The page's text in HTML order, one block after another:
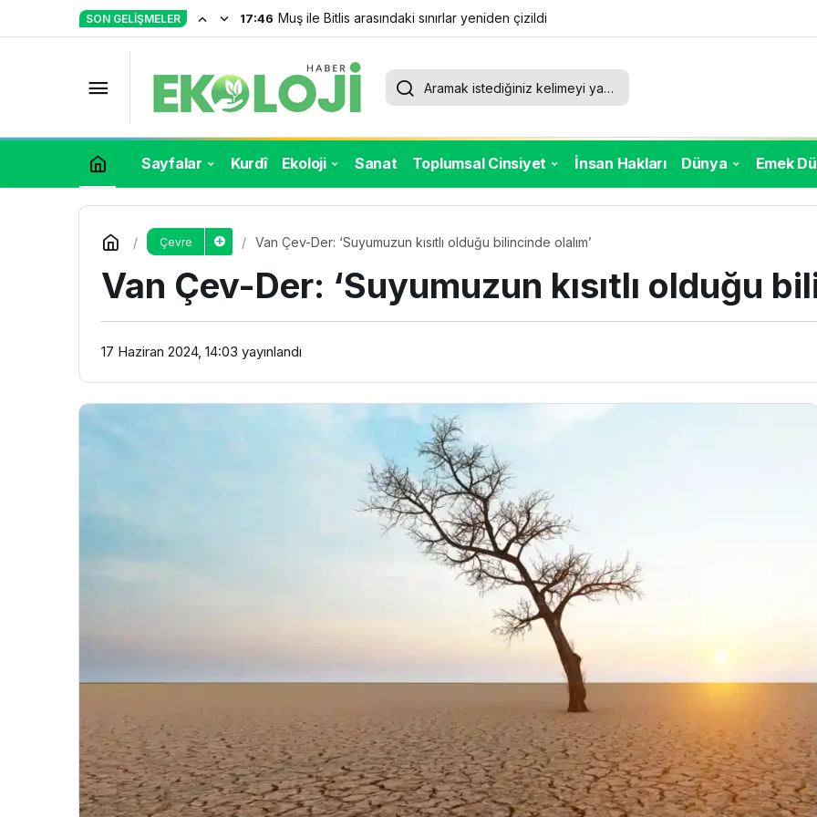
SON GELIŞMELER 17:46 Muş ile Bitlis arasındaki sınırlar yeniden çizildi
Sayfalar Kurdî Ekoloji Sanat Toplumsal Cinsiyet İnsan Hakları Dünya Emek
Çevre Van Çev-Der: ‘Suyumuzun kısıtlı olduğu bilincinde olalım’
Van Çev-Der: ‘Suyumuzun kısıtlı olduğu
17 Haziran 2024, 14:03 yayınlandı
Genel
Muş ile Bitlis arasındaki
sınırlar yeniden çizildi
Ege’de orman yangınları yayılıyor